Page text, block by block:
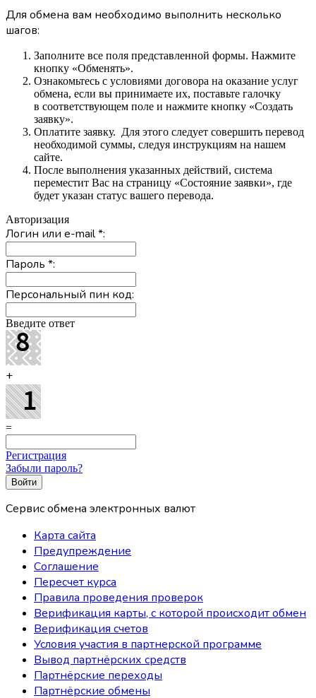
Для обмена вам необходимо выполнить несколько
шагов:
Заполните все поля представленной формы. Нажмите
кнопку «Обменять».
Ознакомьтесь с условиями договора на оказание услуг
обмена, если вы принимаете их, поставьте галочку
в соответствующем поле и нажмите кнопку «Создать
заявку».
Оплатите заявку. Для этого следует совершить перевод
необходимой суммы, следуя инструкциям на нашем
сайте.
После выполнения указанных действий, система
переместит Вас на страницу «Состояние заявки», где
будет указан статус вашего перевода.
Авторизация
Логин или e-mail*:
Пароль *:
Персональный пин код:
Введите ответ
+
=
Регистрация
Забыли пароль?
Сервис обмена электронных валют
Карта сайта
Предупреждение
Соглашение
Пересчет курса
Правила проведения проверок
Верификация карты, с которой происходит обмен
Верификация счетов
Условия участия в партнерской программе
Вывод партнёрских средств
Партнёрские переходы
Партнёрские обмены